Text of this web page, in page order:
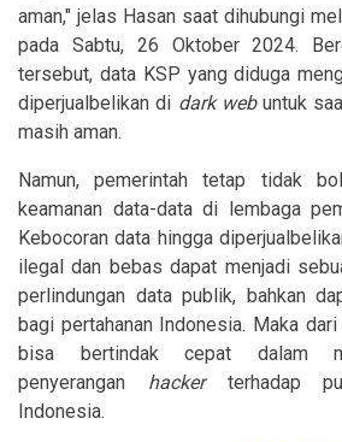
aman," jelas Hasan saat dihubungi
pada Sabtu, 26 Oktober 2024.
tersebut, data KSP yang diduga
diperjualbelikan di dark webuntuk
masih aman.
Namun, pemerintah tetap tidak
keamanan data-data di lembaga
Kebocoran data hingga
ilegal dan bebas dapat menjadi
perlindungan data publik, bahkan
bagi pertahanan Indonesia. Maka
bisa bertindak cepat dalam
penyerangan hackerterhadap
Indonesia.